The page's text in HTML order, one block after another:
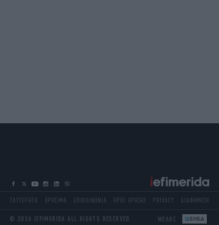
© 2026 IEFIMERIDA ALL RIGHTS RESERVED ΜΕΛΟΣ
ΤΑΥΤΟΤΗΤΑ ΧΡΗΣΙΜΑ ΕΠΙΚΟΙΝΩΝΙΑ ΟΡΟΙ ΧΡΗΣΗΣ PRIVACY ΔΙΑΦΗΜΙΣΗ